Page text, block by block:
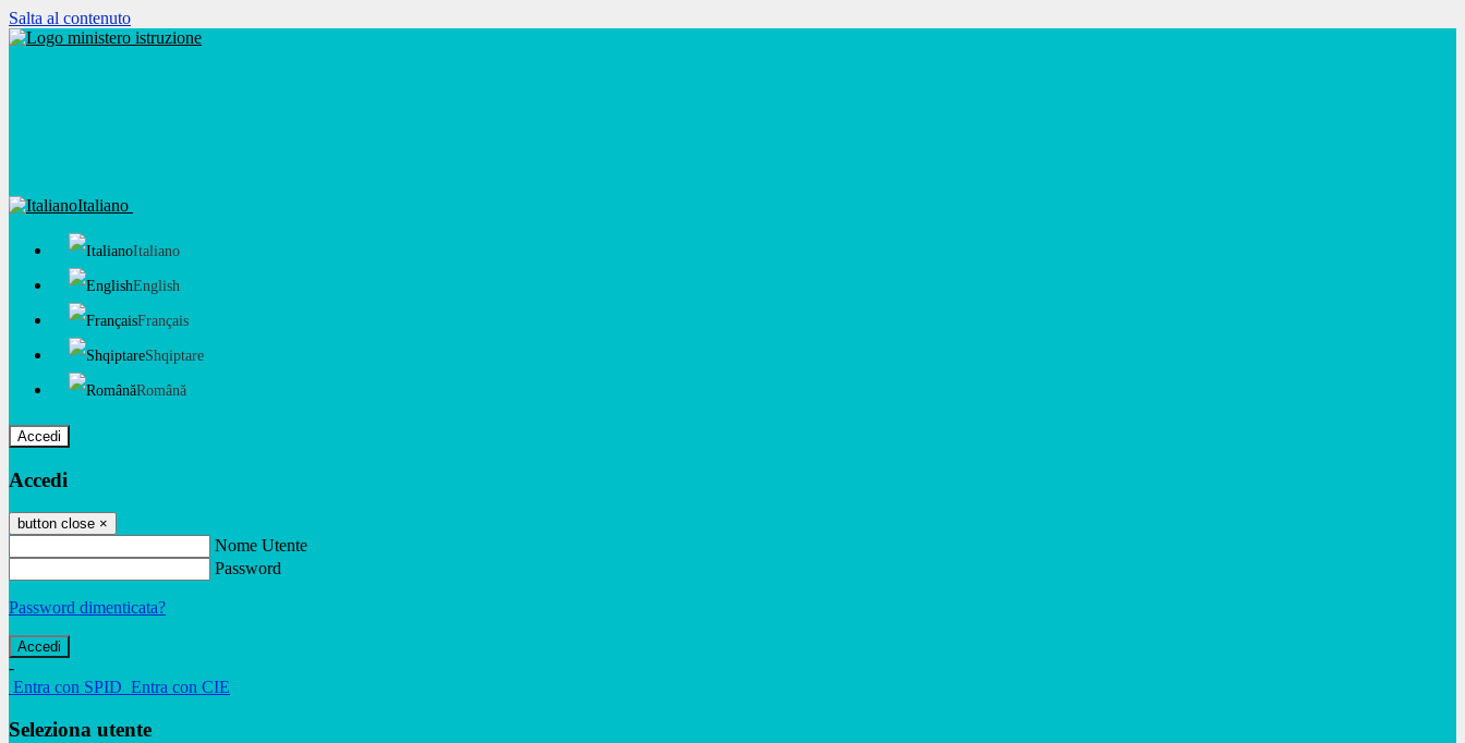
Salta al contenuto
Italiano
Italiano
English
Français
Shqiptare
Română
Accedi
Accedi
button close ×
Nome Utente
Password
Password dimenticata?
-
Entra con SPID Entra con CIE
Seleziona utente